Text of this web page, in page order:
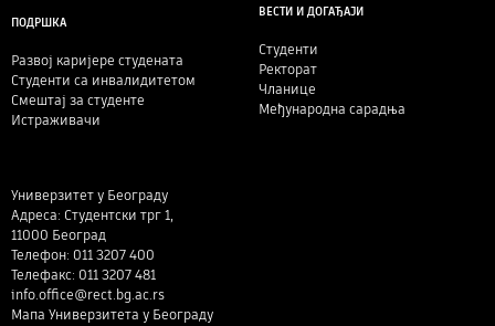
ПОДРШКА
Развој каријере студената
Студенти са инвалидитетом
Смештај за студенте
Истраживачи
ВЕСТИ И ДОГАЂАЈИ
Студенти
Ректорат
Чланице
Међународна сарадња
Универзитет у Београду
Адреса: Студентски трг 1,
11000 Београд
Телефон: 011 3207 400
Телефакс: 011 3207 481
info.office@rect.bg.ac.rs
Мапа Универзитета у Београду